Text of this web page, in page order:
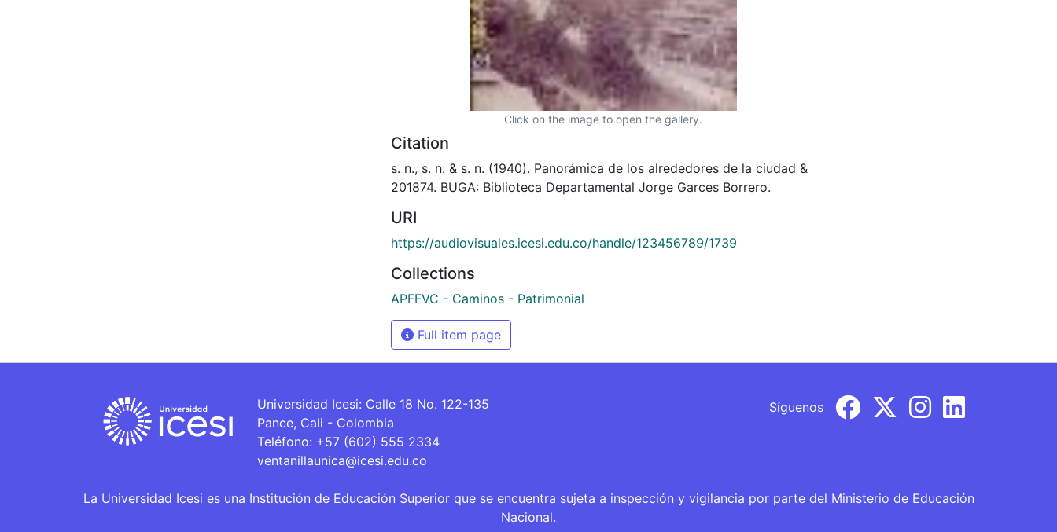
Click on the image to open the gallery.
Citation
s. n., s. n. & s. n. (1940). Panorámica de los alrededores de la ciudad &
201874. BUGA: Biblioteca Departamental Jorge Garces Borrero.
URI
https://audiovisuales.icesi.edu.co/handle/123456789/1739
Collections
APFFVC - Caminos - Patrimonial
Full item page
Universidad Icesi: Calle 18 No. 122-135
Pance, Cali - Colombia
Teléfono: +57 (602) 555 2334
ventanillaunica@icesi.edu.co
Síguenos
La Universidad Icesi es una Institución de Educación Superior que se encuentra sujeta a inspección y vigilancia por parte del Ministerio de Educación
Nacional.